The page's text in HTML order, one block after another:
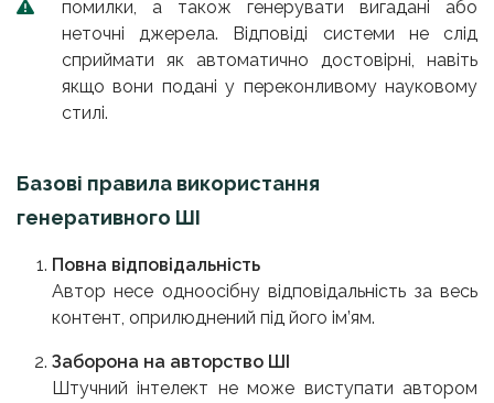
помилки, а також генерувати вигадані або
неточні джерела. Відповіді системи не слід
сприймати як автоматично достовірні, навіть
якщо вони подані у переконливому науковому
стилі.
Базові правила використання
генеративного ШІ
Повна відповідальність
Автор несе одноосібну відповідальність за весь
контент, оприлюднений під його ім’ям.
Заборона на авторство ШІ
Штучний інтелект не може виступати автором